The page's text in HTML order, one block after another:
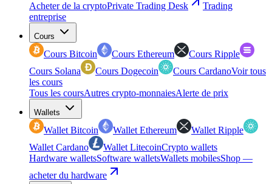
Acheter de la cryptoPrivate Trading Desk
Trading
entreprise
Cours
Cours Bitcoin Cours Ethereum
Cours Ripple
Cours Solana
Cours Dogecoin Cours CardanoVoir tous
les cours
Tous les coursAutres crypto-monnaiesAlerte de prix
Wallets
Wallet Bitcoin Wallet Ethereum
Wallet Ripple
Wallet Cardano
Wallet LitecoinCrypto wallets
Hardware walletsSoftware walletsWallets mobilesShop —
acheter du hardware